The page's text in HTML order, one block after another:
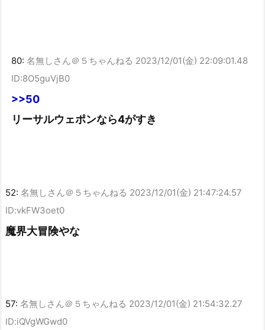
80: 名無しさん＠５ちゃんねる 2023/12/01(金) 22:09:01.48
ID:8O5guVjB0
>>50
リーサルウェポンなら4がすき
52: 名無しさん＠５ちゃんねる 2023/12/01(金) 21:47:24.57
ID:vkFW3oet0
魔界大冒険やな
57: 名無しさん＠５ちゃんねる 2023/12/01(金) 21:54:32.27
ID:iQVgWGwd0